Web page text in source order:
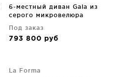
6-местный диван Gala из
серого микровелюра
Под заказ
793 800 руб
La Forma